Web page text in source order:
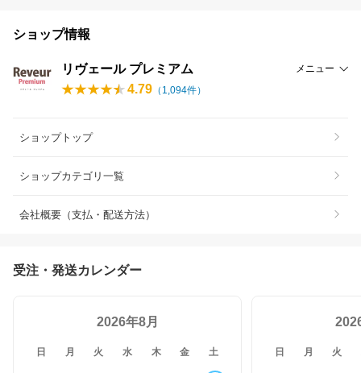
ショップ情報
リヴェール プレミアム メニュー
4.79 （ 1,094件）
ショップトップ
ショップカテゴリ一覧
会社概要（支払・配送方法）
受注・発送カレンダー
2026年8月
日 月 火 水 木 金 土 日 月 火